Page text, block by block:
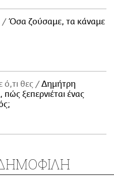
Όσα ζούσαμε, τα κάναμε
ό,τι θες
Δημήτρη
ξεπερνιέται ένας